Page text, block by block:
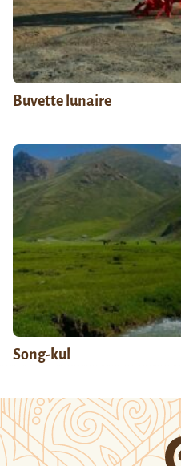
Buvette lunaire
Song-kul